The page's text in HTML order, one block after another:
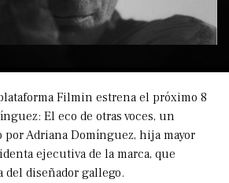
Filmin estrena el próximo 8
El eco de otras voces, un
Adriana Domínguez, hija mayor
ejecutiva de la marca, que
del diseñador gallego.